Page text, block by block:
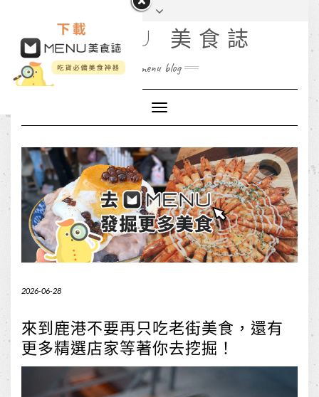
MENU 美食誌
menu blog
Toggle
Navigation
2026-06-28
來到鹿港不要再只吃老街美食，還有
更多精選店家等著你去挖掘！